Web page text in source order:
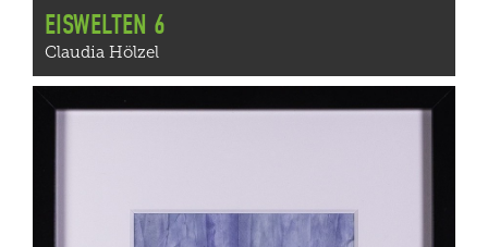
EISWELTEN 6
Claudia Hölzel